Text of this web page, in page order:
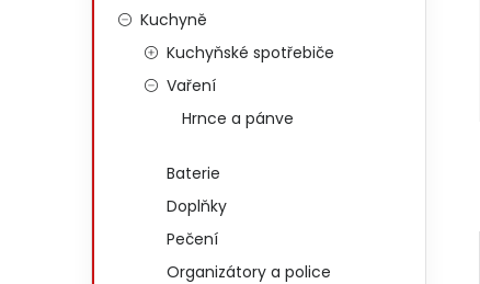
Kuchyně
Kuchyňské spotřebiče
Vaření
Hrnce a pánve
Baterie
Doplňky
Pečení
Organizátory a police